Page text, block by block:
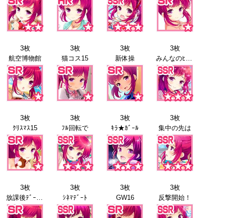
3枚
航空博物館
3枚
猫コス15
3枚
新体操
3枚
みんなのﾋｰﾛｰ
3枚
ｸﾘｽﾏｽ15
3枚
ﾌﾙ回転で
3枚
ｷﾗ★ｶﾞｰﾙ
3枚
集中の先は
3枚
放課後ﾃﾞｰﾄ16
3枚
ｼﾈﾏﾃﾞｰﾄ
3枚
GW16
3枚
反撃開始！